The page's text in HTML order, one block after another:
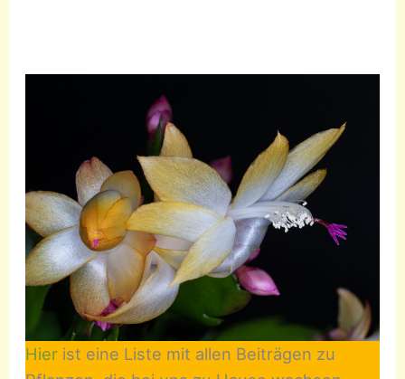
Hier ist eine Liste mit allen Beiträgen zu